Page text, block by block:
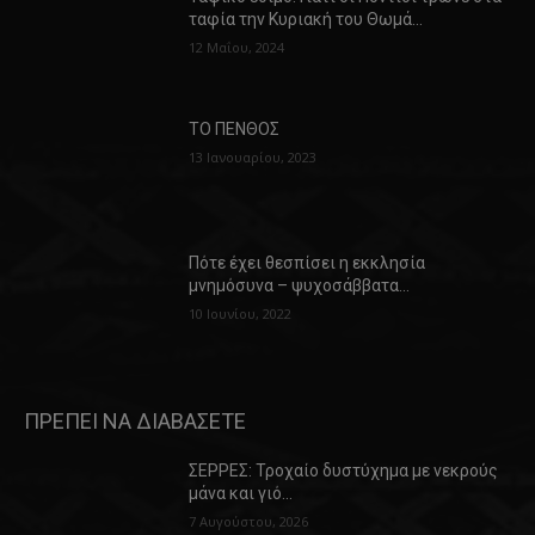
ταφία την Κυριακή του Θωμά…
12 Μαΐου, 2024
ΤΟ ΠΕΝΘΟΣ
13 Ιανουαρίου, 2023
Πότε έχει θεσπίσει η εκκλησία
μνημόσυνα – ψυχοσάββατα…
10 Ιουνίου, 2022
ΠΡΕΠΕΙ ΝΑ ΔΙΑΒΑΣΕΤΕ
ΣΕΡΡΕΣ: Τροχαίο δυστύχημα με νεκρούς
μάνα και γιό…
7 Αυγούστου, 2026